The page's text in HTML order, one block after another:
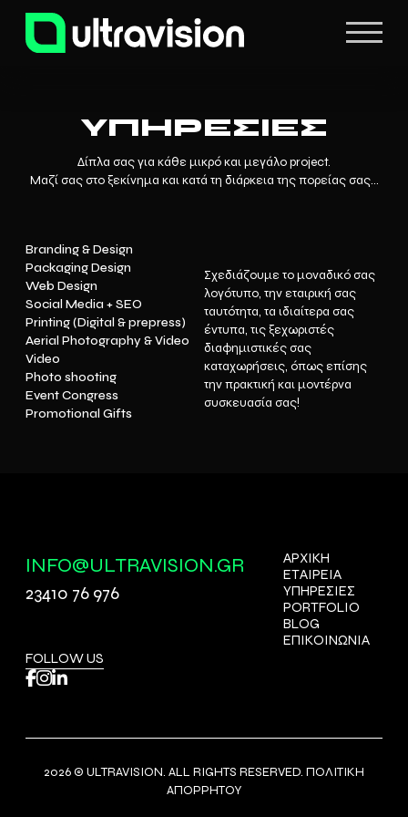
ΥΠΗΡΕΣΙΕΣ
Δίπλα σας για κάθε μικρό και μεγάλο project.
Μαζί σας στο ξεκίνημα και κατά τη διάρκεια της πορείας σας...
Branding & Design
Packaging Design
Web Design
Social Media + SEO
Printing (Digital & prepress)
Aerial Photography & Video
Video
Photo shooting
Event Congress
Promotional Gifts
Σχεδιάζουμε το μοναδικό σας
λογότυπο, την εταιρική σας
ταυτότητα, τα ιδιαίτερα σας
έντυπα, τις ξεχωριστές
διαφημιστικές σας
καταχωρήσεις, όπως επίσης
την πρακτική και μοντέρνα
συσκευασία σας!
INFO@ULTRAVISION.GR
23410 76 976
ΑΡΧΙΚΗ
ΕΤΑΙΡΕΙΑ
ΥΠΗΡΕΣΙΕΣ
PORTFOLIO
BLOG
ΕΠΙΚΟΙΝΩΝΙΑ
FOLLOW US
2026 © ULTRAVISION. ALL RIGHTS RESERVED. ΠΟΛΙΤΙΚΗ
ΑΠΟΡΡΗΤΟΥ